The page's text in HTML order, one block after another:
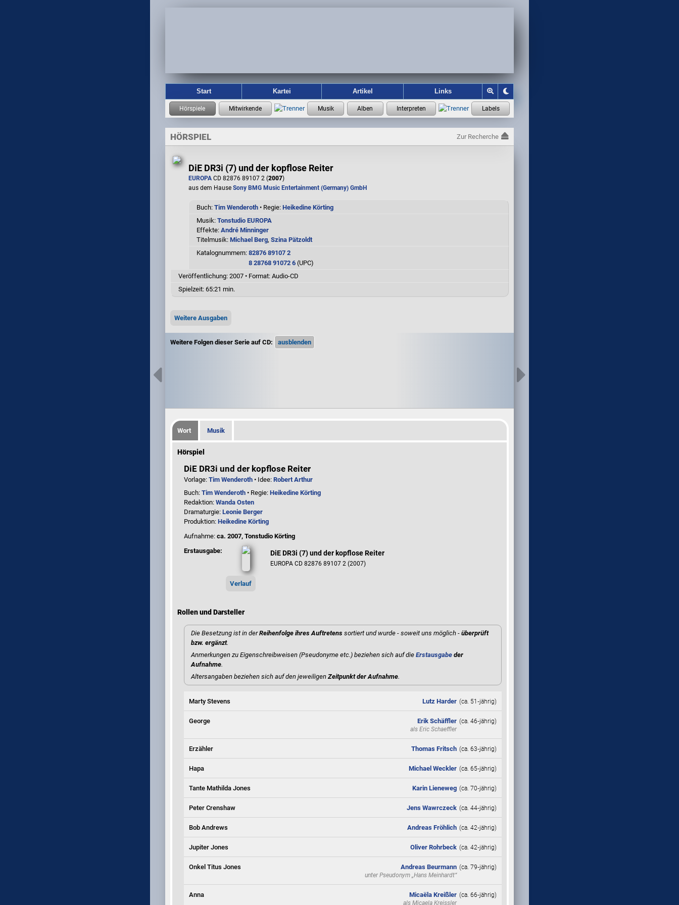
Start Kartei Artikel Links
HÖRSPIEL Zur Recherche
DiE DR3i (7) und der kopflose Reiter
EUROPA CD 82876 89107 2 (2007)
aus dem Hause Sony BMG Music Entertainment (Germany) GmbH
Buch: Tim Wenderoth • Regie: Heikedine Körting
Musik: Tonstudio EUROPA
Effekte: André Minninger
Titelmusik: Michael Berg, Szina Pätzoldt
Katalognummern: 82876 89107 2
8 28768 91072 6 (UPC)
Veröffentlichung: 2007 • Format: Audio-CD
Spielzeit: 65:21 min.
Weitere Ausgaben
Weitere Folgen dieser Serie auf CD:
Wort Musik
Hörspiel
DiE DR3i und der kopflose Reiter
Vorlage: Tim Wenderoth• Idee: Robert Arthur
Buch: Tim Wenderoth• Regie: Heikedine Körting
Redaktion: Wanda Osten
Dramaturgie: Leonie Berger
Produktion: Heikedine Körting
Aufnahme: ca. 2007, Tonstudio Körting
Erstausgabe:
DiE DR3i (7) und der kopflose Reiter
EUROPA CD 82876 89107 2 (2007)
Verlauf
Rollen und Darsteller
Die Besetzung ist in derReihenfolge ihres Auftretens sortiert und wurde - soweit uns möglich - überprüft
bzw. ergänzt.
Anmerkungen zu Eigenschreibweisen (Pseudonyme etc.) beziehen sich auf die Erstausgabeder
Aufnahme.
Altersangaben beziehen sich auf den jeweiligenZeitpunkt der Aufnahme.
Marty Stevens Lutz Harder (ca. 51‑jährig)
George Erik Schäffler
als Eric Schaeffler
(ca. 46‑jährig)
Erzähler Thomas Fritsch (ca. 63‑jährig)
Hapa Michael Weckler (ca. 65‑jährig)
Tante Mathilda Jones Karin Lieneweg (ca. 70‑jährig)
Peter Crenshaw Jens Wawrczeck (ca. 44‑jährig)
Bob Andrews Andreas Fröhlich (ca. 42‑jährig)
Jupiter Jones Oliver Rohrbeck (ca. 42‑jährig)
Onkel Titus Jones Andreas Beurmann
unter Pseudonym „Hans Meinhardt“
(ca. 79‑jährig)
Anna Micaëla Kreißler
als Micaela Kreissler
(ca. 66‑jährig)